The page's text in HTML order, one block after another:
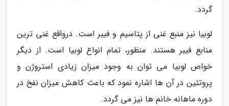
گردد.
لوبیا نیز منبع غنی از پتاسیم و فیبر است. درواقع غنی ترین
منابع فیبر هستند. منظور، تمام انواع لوبیا است. از دیگر
خواص لوبیا می توان به وجود میزان زیادی استروژن و
پروتئین در آن ها اشاره نمود که باعث کاهش میزان نفخ در
دوره ماهانه خانم ها نیز می گردد.